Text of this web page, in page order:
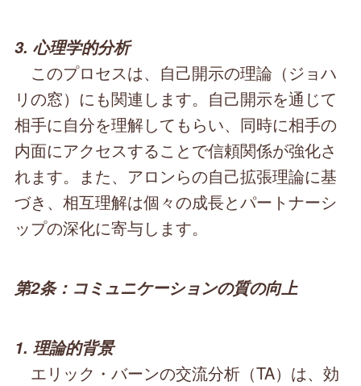
3. 心理学的分析
このプロセスは、自己開示の理論（ジョハ
リの窓）にも関連します。自己開示を通じて
相手に自分を理解してもらい、同時に相手の
内面にアクセスすることで信頼関係が強化さ
れます。また、アロンらの自己拡張理論に基
づき、相互理解は個々の成長とパートナーシ
ップの深化に寄与します。
第2条：コミュニケーションの質の向上
1. 理論的背景
エリック・バーンの交流分析（TA）は、効